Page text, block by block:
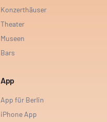
Konzerthäuser
Theater
Museen
Bars
App
App für Berlin
iPhone App